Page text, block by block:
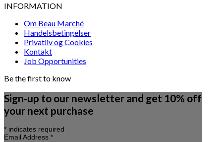
INFORMATION
Om Beau Marché
Handelsbetingelser
Privatliv og Cookies
Kontakt
Job Opportunities
Be the first to know
Sign-up to our newsletter and get 10% off
your next purchase
* indicates required
Email Address *